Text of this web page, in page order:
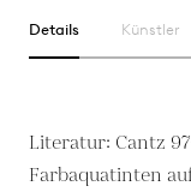
Details Künstler
Literatur: Cantz
Farbaquatinten